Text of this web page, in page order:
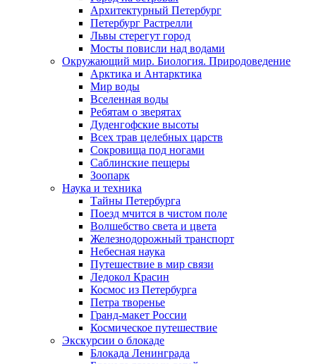
Архитектурный Петербург
Петербург Растрелли
Львы стерегут город
Мосты повисли над водами
Окружающий мир. Биология. Природоведение
Арктика и Антарктика
Мир воды
Вселенная воды
Ребятам о зверятах
Дуденгофские высоты
Всех трав целебных царств
Сокровища под ногами
Саблинские пещеры
Зоопарк
Наука и техника
Тайны Петербурга
Поезд мчится в чистом поле
Волшебство света и цвета
Железнодорожный транспорт
Небесная наука
Путешествие в мир связи
Ледокол Красин
Космос из Петербурга
Петра творенье
Гранд-макет России
Космическое путешествие
Экскурсии о блокаде
Блокада Ленинграда